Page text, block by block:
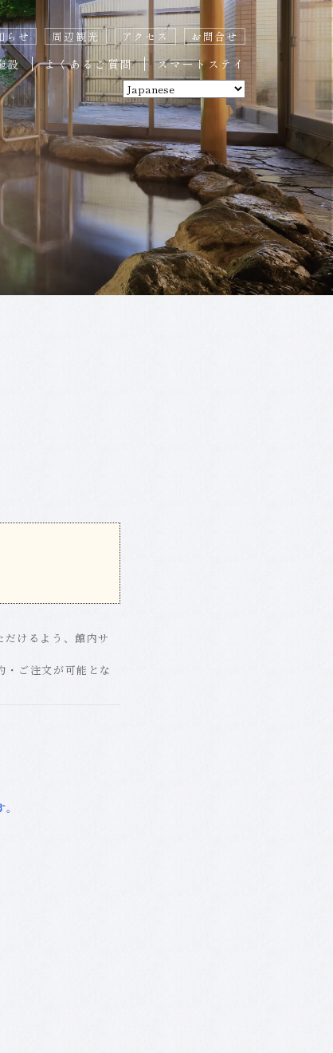
らせ 周辺観光 アクセス お問合せ
設 よくあるご質問 スマートステイ
けるよう、館内サ
・ご注文が可能とな